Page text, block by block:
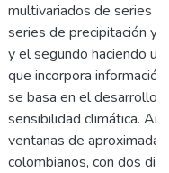
multivariados de series
series de precipitación y
y el segundo haciendo
que incorpora
se basa en el desarrollo
sensibilidad climática.
ventanas de
colombianos, con dos